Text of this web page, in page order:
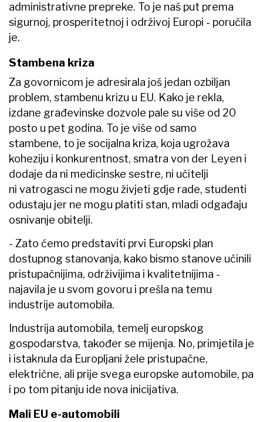
administrativne prepreke. To je naš put prema
sigurnoj, prosperitetnoj i održivoj Europi - poručila
je.
Stambena kriza
Za govornicom je adresirala još jedan ozbiljan
problem, stambenu krizu u EU. Kako je rekla,
izdane građevinske dozvole pale su više od 20
posto u pet godina. To je više od samo
stambene, to je socijalna kriza, koja ugrožava
koheziju i konkurentnost, smatra von der Leyen i
dodaje da ni medicinske sestre, ni učitelji
ni vatrogasci ne mogu živjeti gdje rade, studenti
odustaju jer ne mogu platiti stan, mladi odgađaju
osnivanje obitelji.
- Zato ćemo predstaviti prvi Europski plan
dostupnog stanovanja, kako bismo stanove učinili
pristupačnijima, održivijima i kvalitetnijima -
najavila je u svom govoru i prešla na temu
industrije automobila.
Industrija automobila, temelj europskog
gospodarstva, također se mijenja. No, primjetila je
i istaknula da Europljani žele pristupačne,
električne, ali prije svega europske automobile, pa
i po tom pitanju ide nova inicijativa.
Mali EU e-automobili